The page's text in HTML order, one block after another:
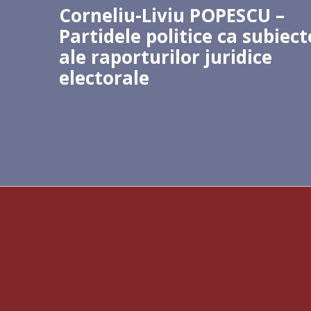
Corneliu-Liviu POPESCU –
Partidele politice ca
ale raporturilor juridice
electorale